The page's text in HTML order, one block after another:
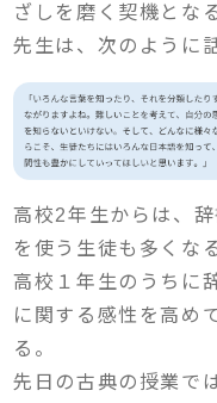
ざしを磨く契機とな
先生は、次のように
高校2年生からは、
を使う生徒も多くな
高校１年生のうちに
に関する感性を高め
る。
先日の古典の授業で